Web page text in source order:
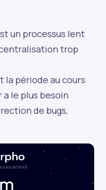
un processus lent
trop
la période au cours
le plus besoin
de bugs,